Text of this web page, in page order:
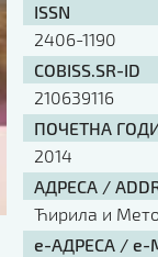
ISSN
2406-1190
COBISS.SR-ID
210639116
ПОЧЕТНА
2014
АДРЕСА /
Ћирила и
е-АДРЕСА / e-